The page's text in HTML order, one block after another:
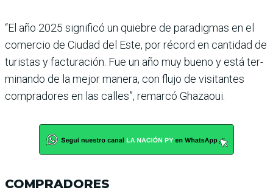
“El año 2025 significó un quiebre de paradigmas en el
comercio de Ciudad del Este, por récord en cantidad de
turistas y facturación. Fue un año muy bueno y está ter­
minando de la mejor manera, con flujo de visitantes
com­pradores en las calles”, remarcó Ghazaoui.
COMPRADORES